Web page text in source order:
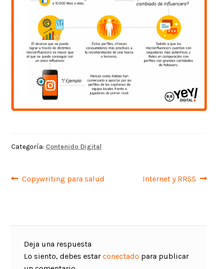
Categoría: Contenido Digital
Navegación
Anterior:
Copywriting para salud Siguiente:
Internet y RRSS
Deja una respuesta
Lo siento, debes estar conectado para publicar